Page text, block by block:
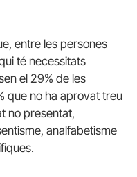
entre les persones
té necessitats
el 29% de les
que no ha aprovat treu
no presentat,
analfabetisme